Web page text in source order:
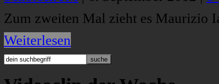
Zum zweiten Mal zieht es Maurizio
Weiterlesen